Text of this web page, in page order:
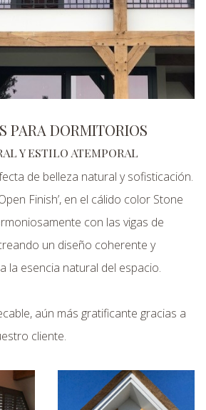
PARA DORMITORIOS
Y ESTILO ATEMPORAL
de belleza natural y sofisticación.
Finish’, en el cálido color Stone
con las vigas de
un diseño coherente y
la esencia natural del espacio.
aún más gratificante gracias a
cliente.